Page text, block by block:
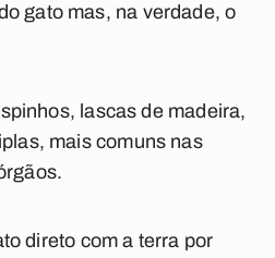
gato mas, na verdade, o
lascas de madeira,
mais comuns nas
direto com a terra por